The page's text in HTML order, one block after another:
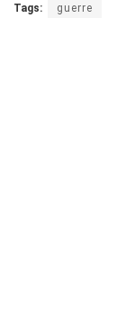
Tags: guerre